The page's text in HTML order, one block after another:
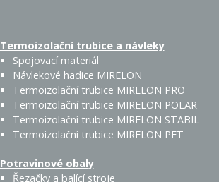
Termoizolační trubice a návleky
Spojovací materiál
Návlekové hadice MIRELON
Termoizolační trubice MIRELON PRO
Termoizolační trubice MIRELON POLAR
Termoizolační trubice MIRELON STABIL
Termoizolační trubice MIRELON PET
Potravinové obaly
Řezačky a balící stroje